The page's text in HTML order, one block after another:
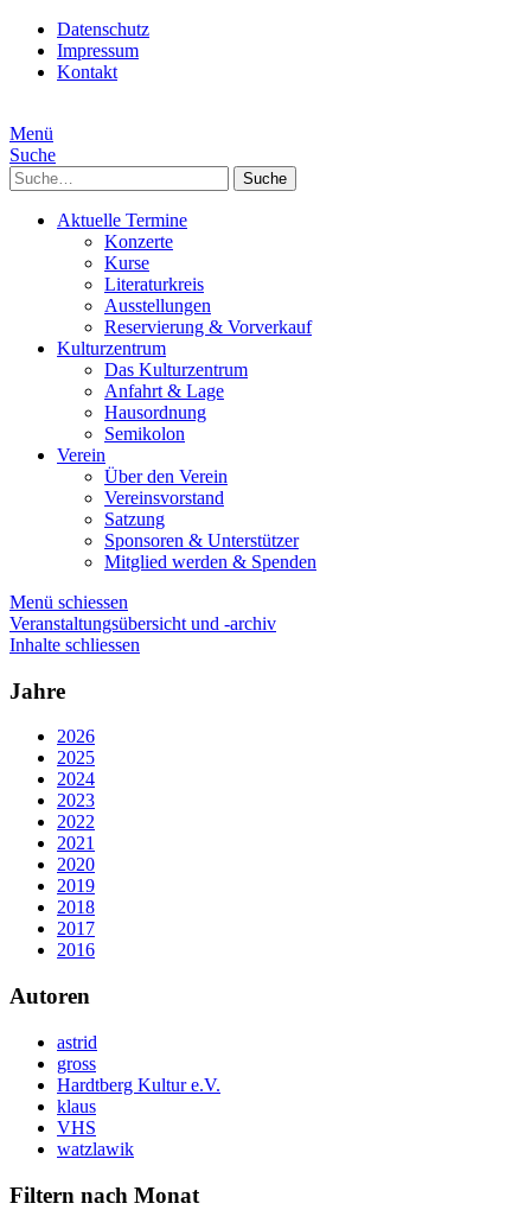
Datenschutz
Impressum
Kontakt
Menü
Suche
Suche
Aktuelle Termine
Konzerte
Kurse
Literaturkreis
Ausstellungen
Reservierung & Vorverkauf
Kulturzentrum
Das Kulturzentrum
Anfahrt & Lage
Hausordnung
Semikolon
Verein
Über den Verein
Vereinsvorstand
Satzung
Sponsoren & Unterstützer
Mitglied werden & Spenden
Menü schiessen
Veranstaltungsübersicht und -archiv
Inhalte schliessen
Jahre
2026
2025
2024
2023
2022
2021
2020
2019
2018
2017
2016
Autoren
astrid
gross
Hardtberg Kultur e.V.
klaus
VHS
watzlawik
Filtern nach Monat